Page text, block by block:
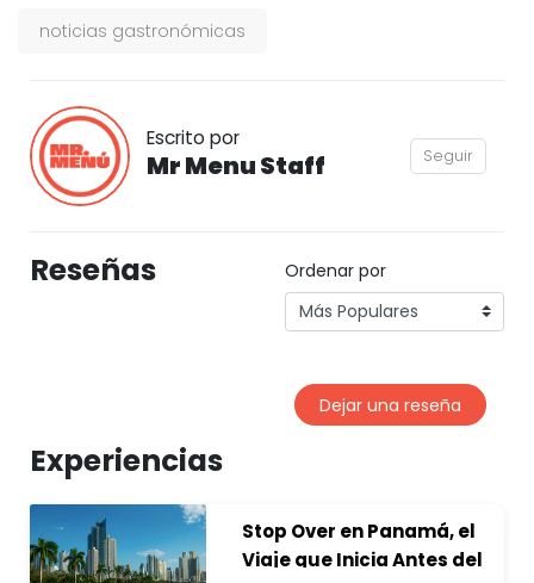
noticias gastronómicas
Escrito por
Mr Menu Staff Seguir
Reseñas Ordenar por
Dejar una reseña
Experiencias
Stop Over en Panamá, el
Viaje que Inicia Antes del